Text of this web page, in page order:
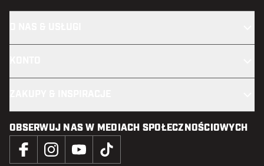
OBSERWUJ NAS W MEDIACH SPOŁECZNOŚCIOWYCH